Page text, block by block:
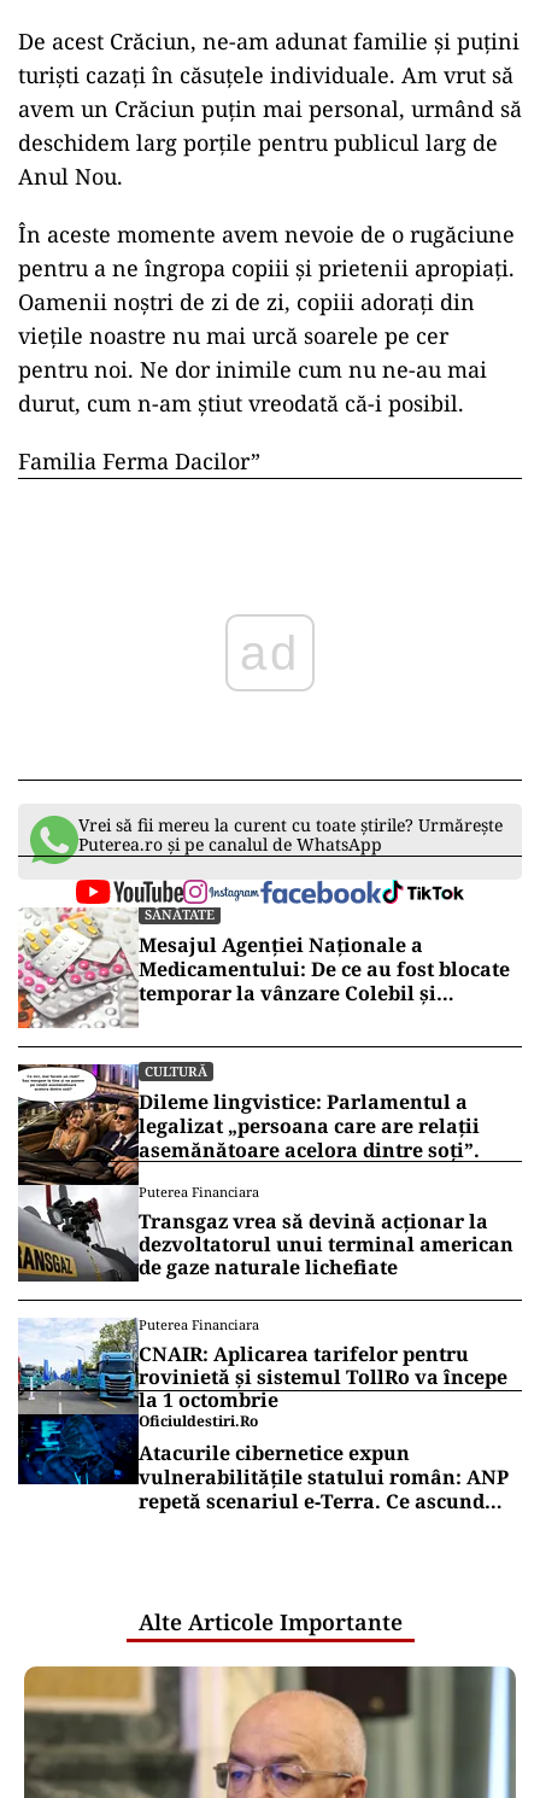
De acest Crăciun, ne-am adunat familie și puțini
turiști cazați în căsuțele individuale. Am vrut să
avem un Crăciun puțin mai personal, urmând să
deschidem larg porțile pentru publicul larg de
Anul Nou.
În aceste momente avem nevoie de o rugăciune
pentru a ne îngropa copiii și prietenii apropiați.
Oamenii noștri de zi de zi, copiii adorați din
viețile noastre nu mai urcă soarele pe cer
pentru noi. Ne dor inimile cum nu ne-au mai
durut, cum n-am știut vreodată că-i posibil.
Familia Ferma Dacilor”
ad
Vrei să fii mereu la curent cu toate știrile? Urmărește
Puterea.ro și pe canalul de WhatsApp
SĂNĂTATE
Mesajul Agenției Naționale a
Medicamentului: De ce au fost blocate
temporar la vânzare Colebil și
CULTURĂ
Dileme lingvistice: Parlamentul a
legalizat „persoana care are relații
asemănătoare acelora dintre soți”.
Puterea Financiara
Transgaz vrea să devină acționar la
dezvoltatorul unui terminal american
de gaze naturale lichefiate
Puterea Financiara
CNAIR: Aplicarea tarifelor pentru
rovinietă și sistemul TollRo va începe
la 1 octombrie
Oficiuldestiri.ro
Atacurile cibernetice expun
vulnerabilitățile statului român: ANP
repetă scenariul e‑Terra. Ce ascund
Alte Articole Importante